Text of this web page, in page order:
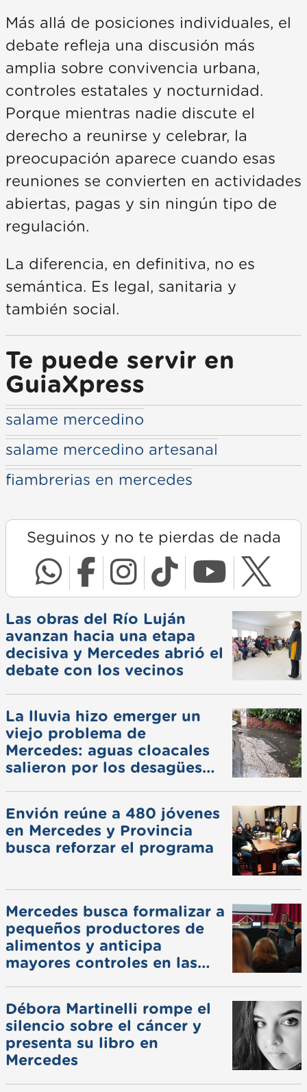
Más allá de posiciones individuales, el
debate refleja una discusión más
amplia sobre convivencia urbana,
controles estatales y nocturnidad.
Porque mientras nadie discute el
derecho a reunirse y celebrar, la
preocupación aparece cuando esas
reuniones se convierten en actividades
abiertas, pagas y sin ningún tipo de
regulación.
La diferencia, en definitiva, no es
semántica. Es legal, sanitaria y
también social.
Te puede servir en
GuiaXpress
salame mercedino
salame mercedino artesanal
fiambrerias en mercedes
Seguinos y no te pierdas de nada
Las obras del Río Luján
avanzan hacia una etapa
decisiva y Mercedes abrió el
debate con los vecinos
La lluvia hizo emerger un
viejo problema de
Mercedes: aguas cloacales
salieron por los desagües
Envión reúne a 480 jóvenes
en Mercedes y Provincia
busca reforzar el programa
Mercedes busca formalizar a
pequeños productores de
alimentos y anticipa
mayores controles en las
Débora Martinelli rompe el
silencio sobre el cáncer y
presenta su libro en
Mercedes